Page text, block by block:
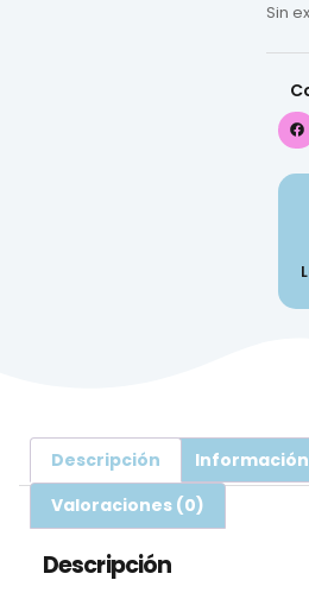
Sin
Descripción
Valoraciones (0)
Descripción